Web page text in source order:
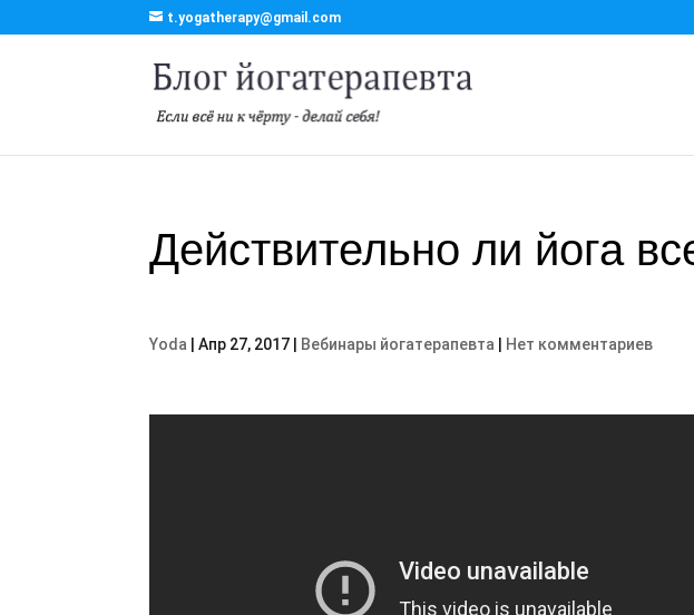
t.yogatherapy@gmail.com
Действительно ли йога
Yoda |Апр 27, 2017 Вебинары йогатерапевта Нет комментариев